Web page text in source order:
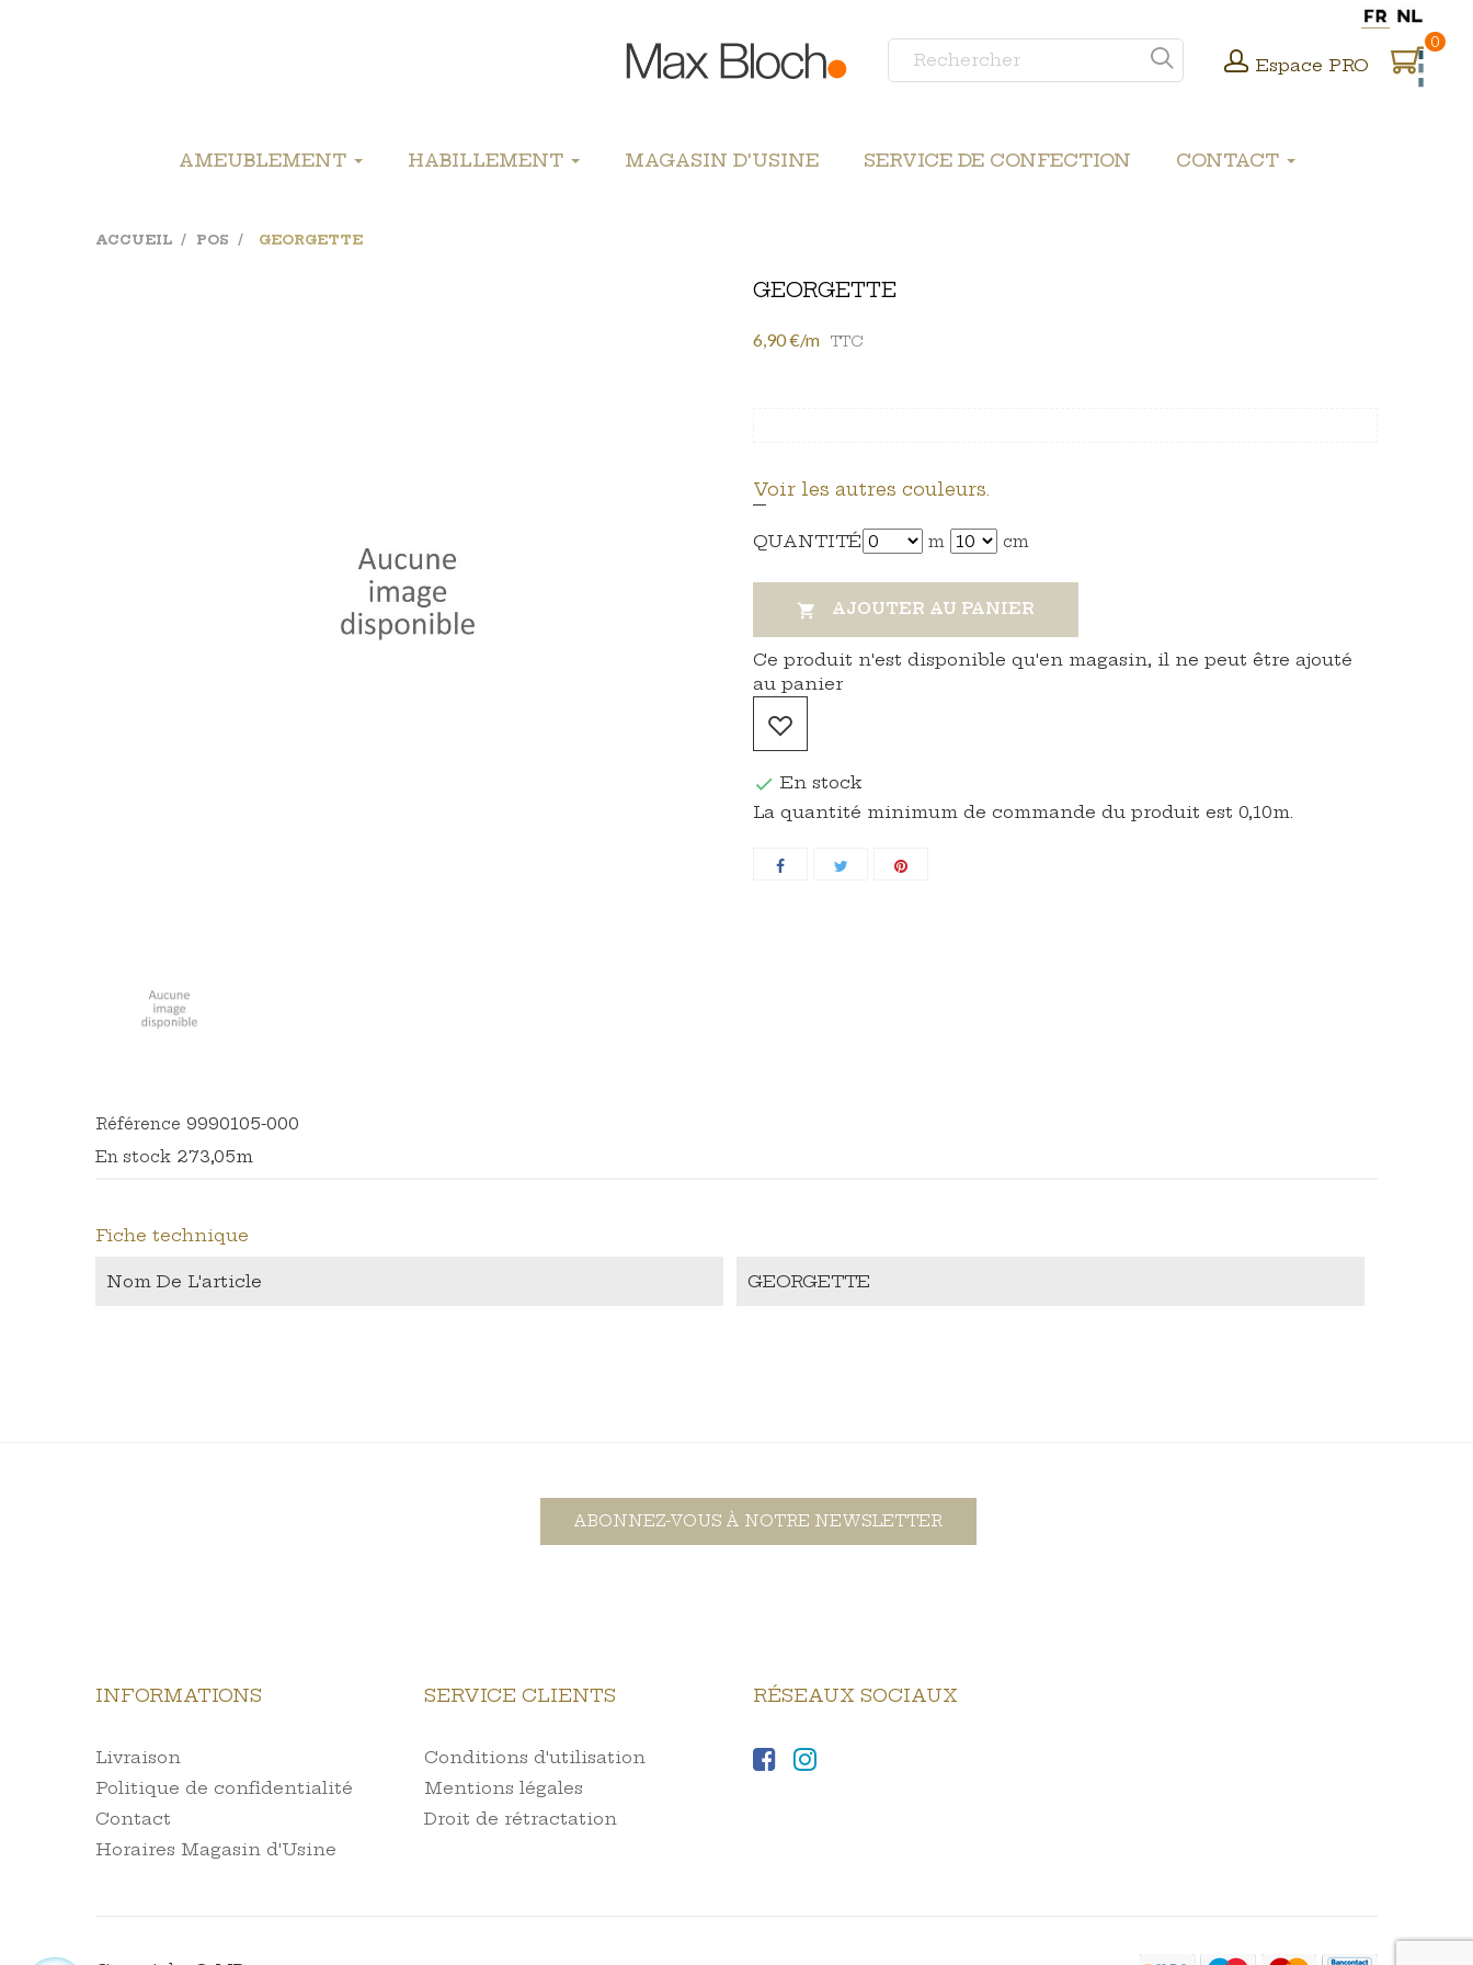
Espace PRO
0
AMEUBLEMENT HABILLEMENT MAGASIN D'USINE SERVICE DE CONFECTION CONTACT
ACCUEIL POS GEORGETTE
GEORGETTE
6,90 €/m TTC
Voir les autres couleurs.
QUANTITÉ m cm
 AJOUTER AU PANIER
Ce produit n'est disponible qu'en magasin, il ne peut être ajouté
au panier
 En stock
La quantité minimum de commande du produit est 0,10m.
Référence 9990105-000
En stock 273,05m
Fiche technique
Nom De L'article GEORGETTE
ABONNEZ-VOUS À NOTRE NEWSLETTER
INFORMATIONS
Livraison
Politique de confidentialité
Contact
Horaires Magasin d'Usine
SERVICE CLIENTS
Conditions d'utilisation
Mentions légales
Droit de rétractation
RÉSEAUX SOCIAUX